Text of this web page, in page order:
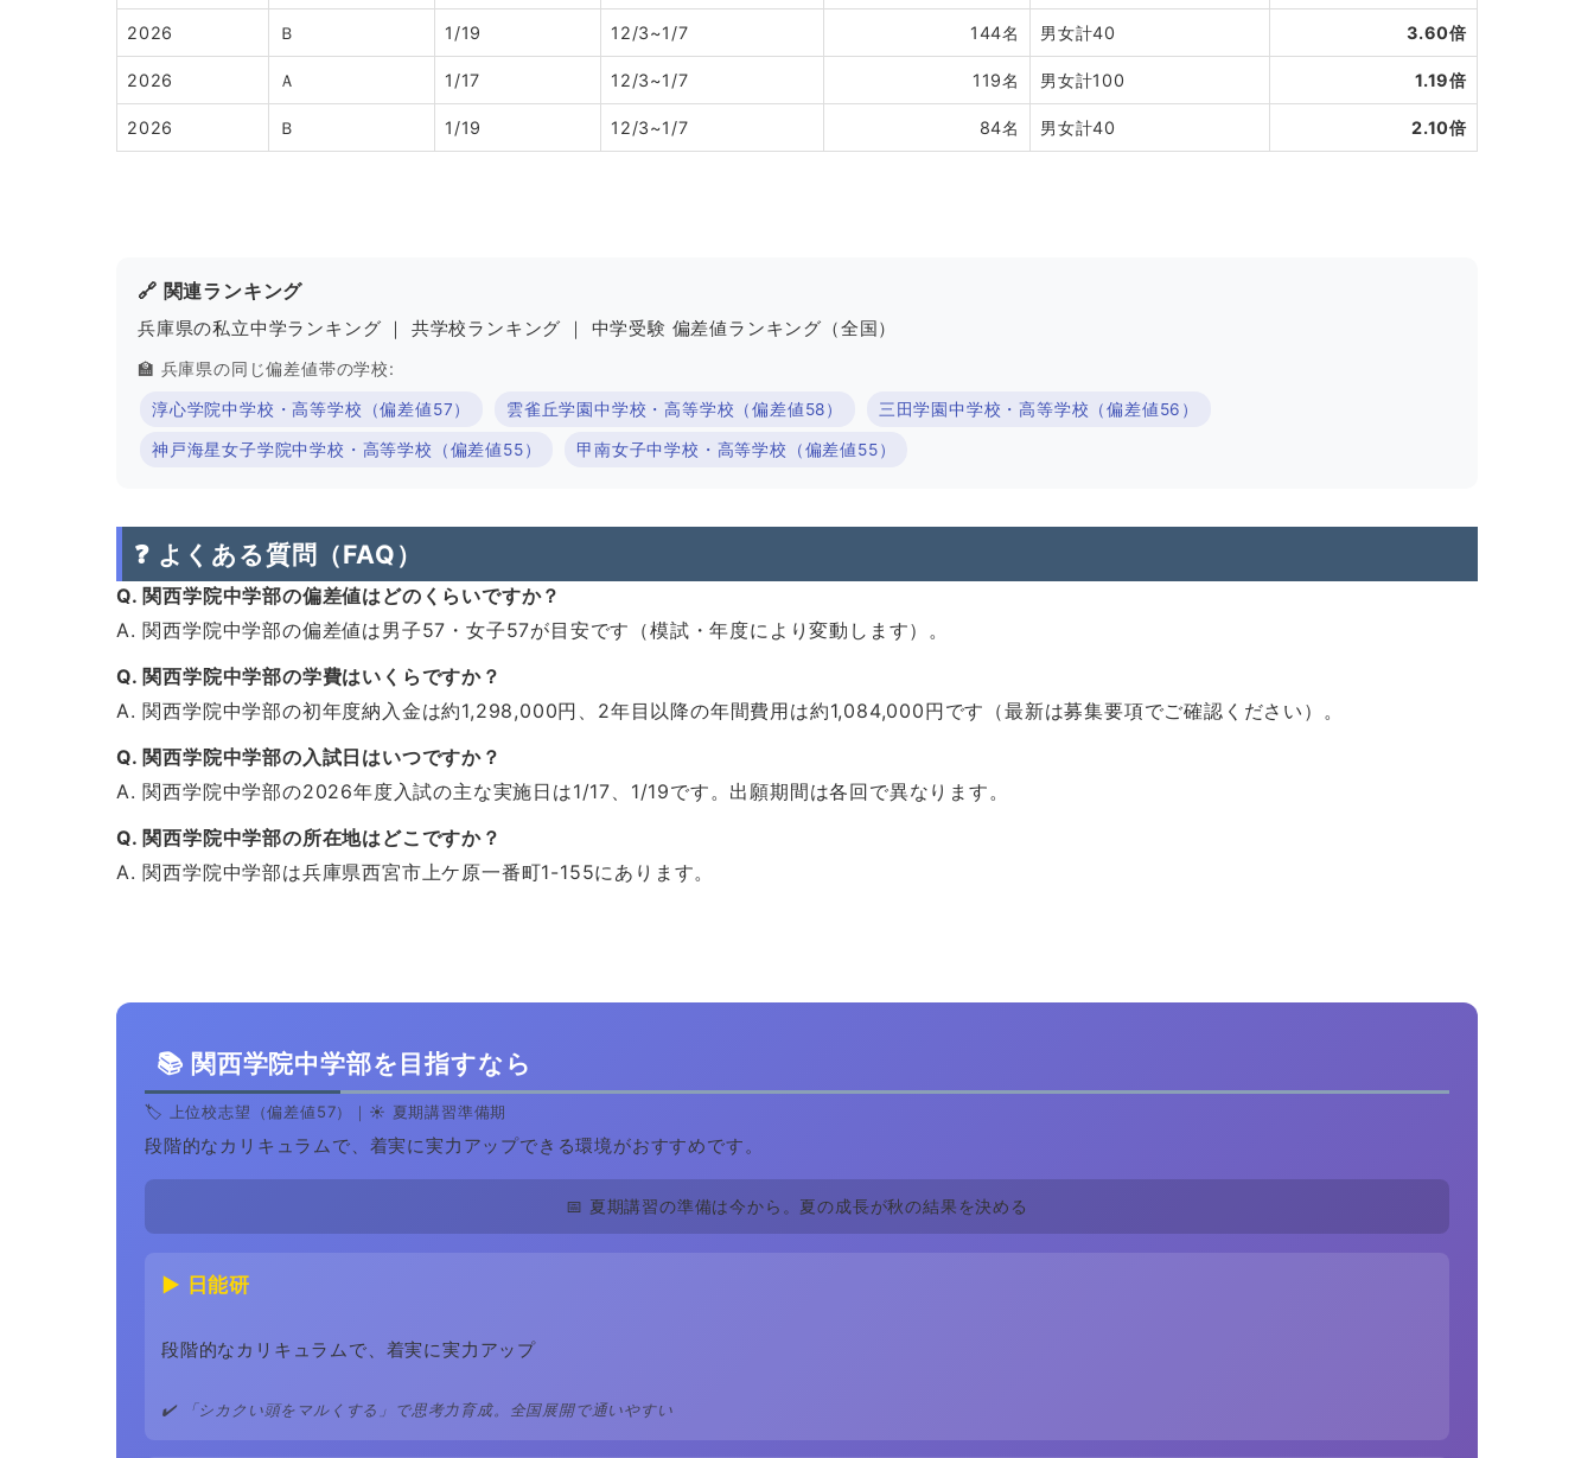
2026 Ｂ 1/19 12/3~1/7 144名 男女計40 3.60倍
2026 Ａ 1/17 12/3~1/7 119名 男女計100 1.19倍
2026 Ｂ 1/19 12/3~1/7 84名 男女計40 2.10倍
🔗 関連ランキング
兵庫県の私立中学ランキング ｜ 共学校ランキング ｜ 中学受験 偏差値ランキング（全国）
🏫 兵庫県の同じ偏差値帯の学校:
淳心学院中学校・高等学校（偏差値57） 雲雀丘学園中学校・高等学校（偏差値58） 三田学園中学校・高等学校（偏差値56）
神戸海星女子学院中学校・高等学校（偏差値55） 甲南女子中学校・高等学校（偏差値55）
❓ よくある質問（FAQ）
Q. 関西学院中学部の偏差値はどのくらいですか？
A. 関西学院中学部の偏差値は男子57・女子57が目安です（模試・年度により変動します）。
Q. 関西学院中学部の学費はいくらですか？
A. 関西学院中学部の初年度納入金は約1,298,000円、2年目以降の年間費用は約1,084,000円です（最新は募集要項でご確認ください）。
Q. 関西学院中学部の入試日はいつですか？
A. 関西学院中学部の2026年度入試の主な実施日は1/17、1/19です。出願期間は各回で異なります。
Q. 関西学院中学部の所在地はどこですか？
A. 関西学院中学部は兵庫県西宮市上ケ原一番町1-155にあります。
📚 関西学院中学部を目指すなら
🏷️ 上位校志望（偏差値57）｜☀️ 夏期講習準備期
段階的なカリキュラムで、着実に実力アップできる環境がおすすめです。
📅 夏期講習の準備は今から。夏の成長が秋の結果を決める
▶ 日能研
段階的なカリキュラムで、着実に実力アップ
✔️ 「シカクい頭をマルくする」で思考力育成。全国展開で通いやすい